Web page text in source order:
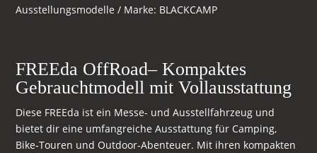
Ausstellungsmodelle
Marke: BLACKCAMP
FREEda OffRoad– Kompaktes
Gebrauchtmodell mit Vollausstattung
Diese FREEda ist ein Messe- und Ausstellfahrzeug und
bietet dir eine umfangreiche Ausstattung für Camping,
Bike‑Touren und Outdoor‑Abenteuer. Mit ihren kompakten